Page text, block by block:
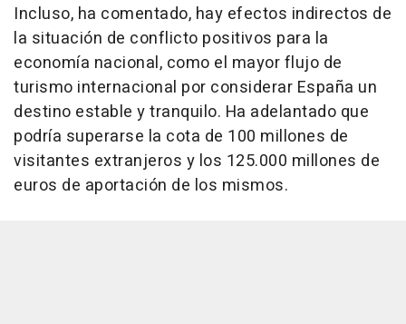
Incluso, ha comentado, hay efectos indirectos de
la situación de conflicto positivos para la
economía nacional, como el mayor flujo de
turismo internacional por considerar España un
destino estable y tranquilo. Ha adelantado que
podría superarse la cota de 100 millones de
visitantes extranjeros y los 125.000 millones de
euros de aportación de los mismos.